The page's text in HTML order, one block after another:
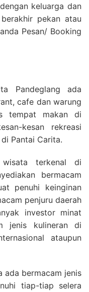
keluarga dan
pekan atau
Pesan/ Booking
Pandeglang ada
cafe dan warung
tempat makan di
kesan rekreasi
Pantai Carita.
terkenal di
bermacam
penuhi keinginan
penjuru daerah
investor minat
jenis kulineran di
ataupun
ada bermacam jenis
tiap-tiap selera